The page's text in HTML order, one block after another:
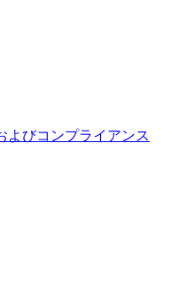
よびコンプライアンス